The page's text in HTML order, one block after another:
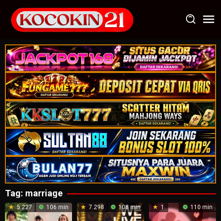
konten
Tag: marriage
5.227 106 min 7.298 108 min 1 110 min